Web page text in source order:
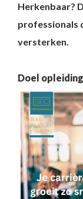
Herkenbaar?
professionals
versterken.
Doel